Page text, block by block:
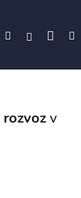
Hľadať
rozvozv